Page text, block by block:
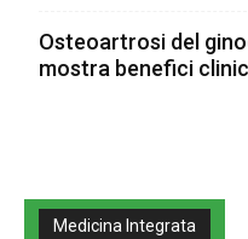
Osteoartrosi del
mostra benefici
Medicina Integrata